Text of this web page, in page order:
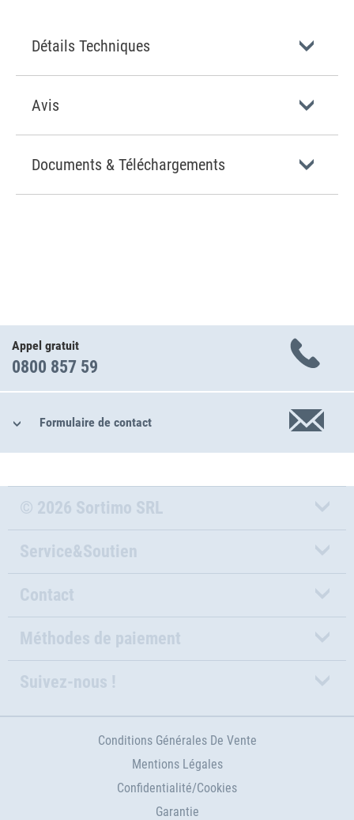
Détails Techniques
Avis
Documents & Téléchargements
Appel gratuit
0800 857 59
Formulaire de contact
© 2026 Sortimo SRL
Service&Soutien
Contact
Méthodes de paiement
Suivez-nous !
Conditions Générales De Vente
Mentions Légales
Confidentialité/Cookies
Garantie